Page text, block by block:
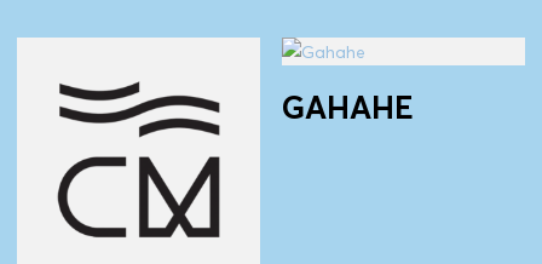
GAHAHE